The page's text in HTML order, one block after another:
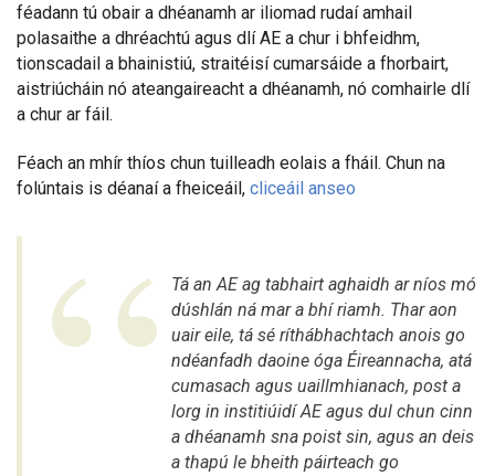
féadann tú obair a dhéanamh ar iliomad rudaí amhail
polasaithe a dhréachtú agus dlí AE a chur i bhfeidhm,
tionscadail a bhainistiú, straitéisí cumarsáide a fhorbairt,
aistriúcháin nó ateangaireacht a dhéanamh, nó comhairle dlí
a chur ar fáil.
Féach an mhír thíos chun tuilleadh eolais a fháil. Chun na
folúntais is déanaí a fheiceáil, cliceáil anseo
Tá an AE ag tabhairt aghaidh ar níos mó
dúshlán ná mar a bhí riamh. Thar aon
uair eile, tá sé ríthábhachtach anois go
ndéanfadh daoine óga Éireannacha, atá
cumasach agus uaillmhianach, post a
lorg in institiúidí AE agus dul chun cinn
a dhéanamh sna poist sin, agus an deis
a thapú le bheith páirteach go